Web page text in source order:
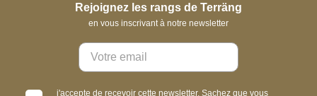
Rejoignez les rangs de Terräng
en vous inscrivant à notre newsletter
j'accepte de recevoir cette newsletter. Sachez que vous